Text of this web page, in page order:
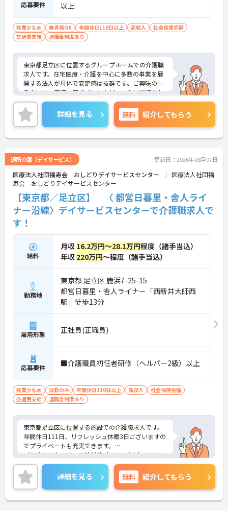
応募要件
以上
残業少なめ 無資格OK 年間休日110日以上 高収入
社会保険完備
交通費支給
退職金制度あり
東京都足立区に位置するグループホームでの介護職
求人です。在宅医療・介護を中心に多数の事業を展
開する法人が母体で安定感は抜群です。ご興味のあ
る方には、面接対策ポイントなど、さらに詳細をお
話しいたしますのでお気軽にご相談ください。
詳細を見る 無料 紹介してもらう
通所介護（デイサービス） 更新日：2026年08月07日
医療法人社団福寿会 おしどりデイサービスセンター
医療法人社団福
寿会 おしどりデイサービスセンター
【東京都／足立区】 〈 都営日暮里・舎人ライ
ナー沿線〉デイサービスセンターで介護職求人で
す！
給料
月収 16.2万円～28.1万円程度（諸手当込）
年収 220万円～程度（諸手当込）
勤務地
東京都 足立区 鹿浜7-25-15
都営日暮里・舎人ライナー「西新井大師西
駅」徒歩13分
雇用形態 正社員(正職員)
応募要件 ■介護職員初任者研修（ヘルパー2級）以上
残業少なめ 日勤のみ 年間休日110日以上 高収入
社会保険完備
交通費支給
退職金制度あり
東京都足立区に位置する施設での介護職求人です。
年間休日111日、リフレッシュ休暇3日ございますの
でプライベートも充実できます。
ご興味ある方には、面接対策ポイントなど、さらに
詳細をお話しいたしますのでお気軽にご相談くださ
い。
詳細を見る 無料 紹介してもらう